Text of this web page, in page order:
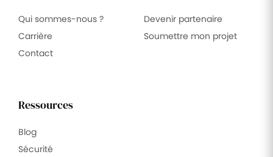
Qui sommes-nous ?
Carrière
Contact
Devenir partenaire
Soumettre mon projet
Ressources
Blog
Sécurité